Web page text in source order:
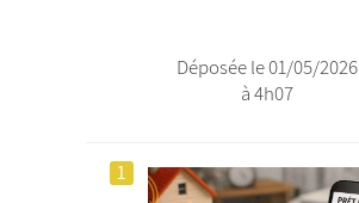
Déposée le 01/05/2026
à 4h07
1